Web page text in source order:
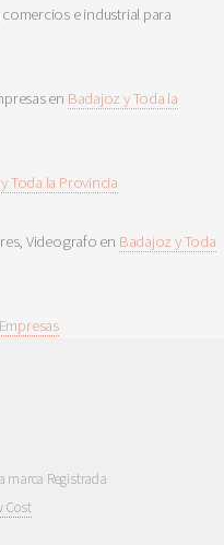
e industrial para
en Badajoz y Toda la
Toda la Provincia
Videografo en Badajoz y Toda
marca Registrada
Cost